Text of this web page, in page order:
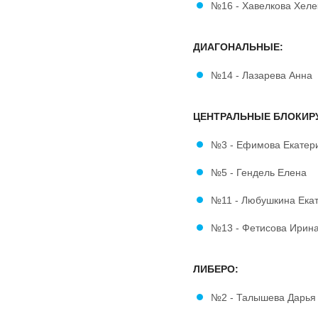
№16 - Хавелкова
ДИАГОНАЛЬНЫЕ:
№14 - Лазарева Анна
ЦЕНТРАЛЬНЫЕ
№3 - Ефимова
№5 - Гендель Елена
№11 - Любушкина
№13 - Фетисова Ирина
ЛИБЕРО:
№2 - Талышева Дарья